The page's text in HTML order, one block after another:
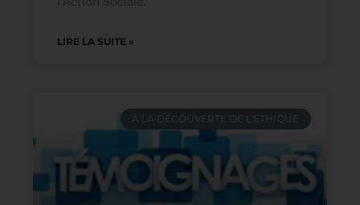
manifeste et les moyens pour en empêcher
l’Action Sociale.
À LA DÉCOUVERTE DE L'ÉTHIQUE